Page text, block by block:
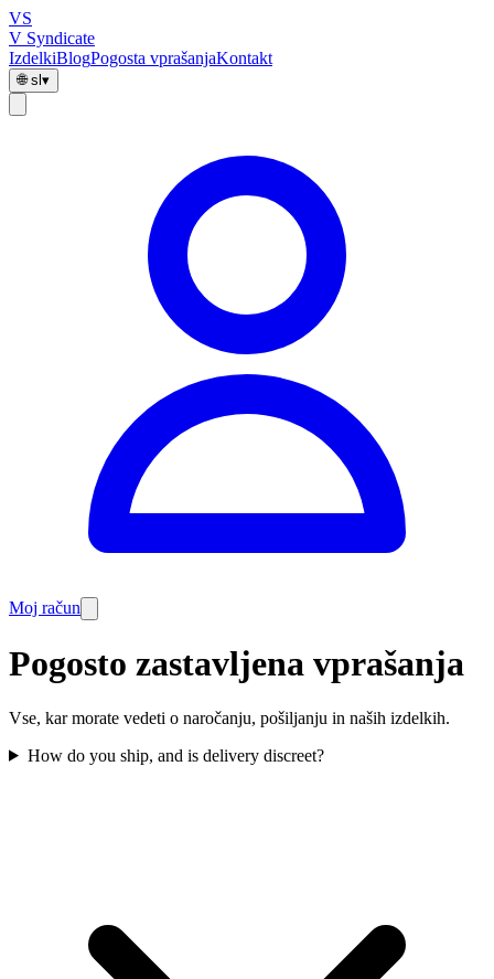
VS
V Syndicate
IzdelkiBlogPogosta vprašanjaKontakt
🌐sl ▾
Moj račun
Pogosto zastavljena vprašanja
Vse, kar morate vedeti o naročanju, pošiljanju in naših izdelkih.
How do you ship, and is delivery discreet?